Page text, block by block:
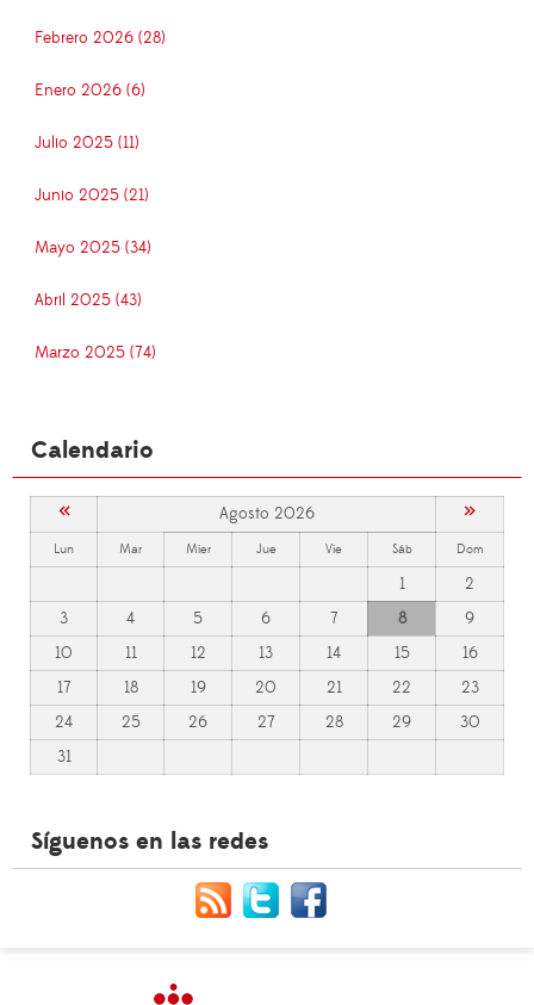
Febrero 2026 (28)
Enero 2026 (6)
Julio 2025 (11)
Junio 2025 (21)
Mayo 2025 (34)
Abril 2025 (43)
Marzo 2025 (74)
Calendario
« Agosto 2026 »
Lun Mar Mier Jue Vie Sáb Dom
1
2
3
4 5 6 7 8
9
10
11 12 13 14 15
16
17
18 19 20 21 22
23
24
25 26 27 28 29
30
31
Síguenos en las redes